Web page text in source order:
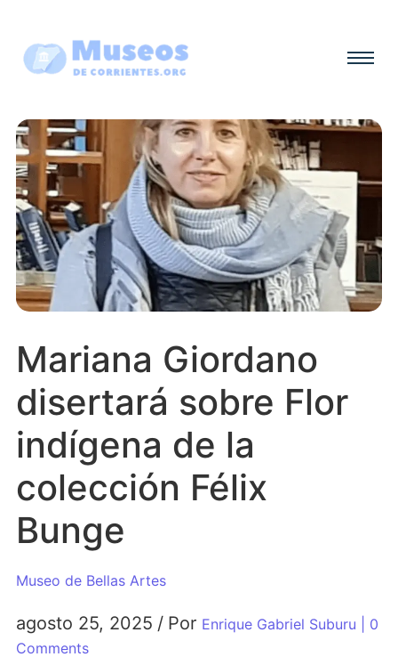
Mariana Giordano
disertará sobre Flor
indígena de la
colección Félix
Bunge
Museo de Bellas Artes
agosto 25, 2025 / Por Enrique Gabriel Suburu
| 0
Comments